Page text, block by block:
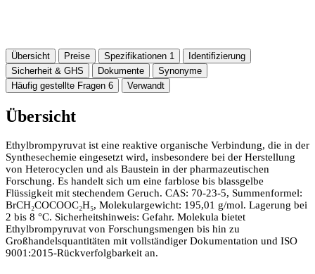
Übersicht Preise Spezifikationen 1
Identifizierung
Sicherheit & GHS
Dokumente
Synonyme
Häufig gestellte Fragen 6 Verwandt
Übersicht
Ethylbrompyruvat ist eine reaktive organische Verbindung, die in der
Synthesechemie eingesetzt wird, insbesondere bei der Herstellung
von Heterocyclen und als Baustein in der pharmazeutischen
Forschung. Es handelt sich um eine farblose bis blassgelbe
Flüssigkeit mit stechendem Geruch. CAS: 70-23-5, Summenformel:
BrCH₂COCOOC₂H₅, Molekulargewicht: 195,01 g/mol. Lagerung bei
2 bis 8 °C. Sicherheitshinweis: Gefahr. Molekula bietet
Ethylbrompyruvat von Forschungsmengen bis hin zu
Großhandelsquantitäten mit vollständiger Dokumentation und ISO
9001:2015-Rückverfolgbarkeit an.